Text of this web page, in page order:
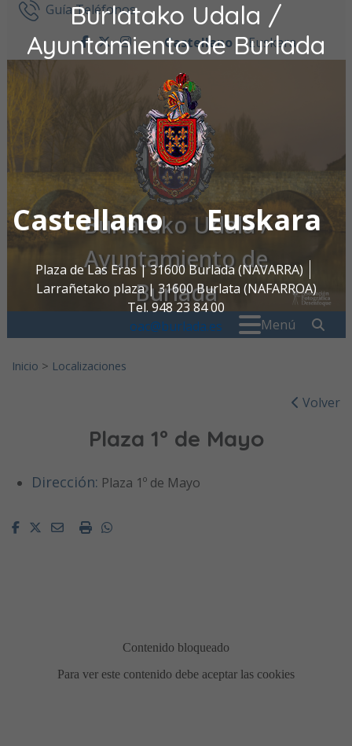
Burlatako Udala /
Ayuntamiento de Burlada
Castellano Euskara
Plaza de Las Eras | 31600 Burlada (NAVARRA)
Larrañetako plaza | 31600 Burlata (NAFARROA)
Tel. 948 23 84 00
oac@burlada.es
Ir al contenidoGuía Teléfonos
facebook
twitter
instagram
Castellano Euskara
Burlatako Udala /
Ayuntamiento de
Burlada
Menú
Inicio > Localizaciones
Volver
Plaza 1º de Mayo
Dirección: Plaza 1º de Mayo
FacebookTwitterEmailImprimirWhatsapp